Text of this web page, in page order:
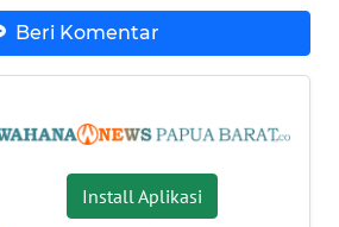
Beri Komentar
Install Aplikasi